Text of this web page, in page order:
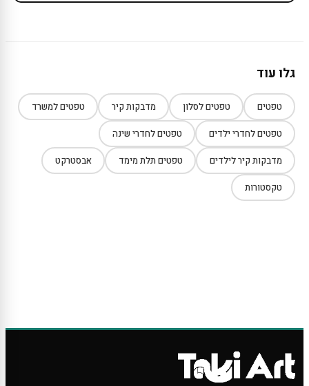
גלו עוד
טפטים טפטים לסלון מדבקות קיר טפטים למשרד
טפטים לחדרי ילדים טפטים לחדרי שינה
מדבקות קיר לילדים טפטים תלת מימד אבסטרקט
טקסטורות